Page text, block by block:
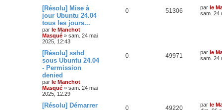
[Résolu] Mise à
jour Ubuntu 24.04
tous les jours...
par le Manchot
Masqué » sam. 24 mai
2025, 12:43
0 51306 par le
sam. 24
[Résolu] sshd
sous Ubuntu 24.04
- Permission
denied
par le Manchot
Masqué » sam. 24 mai
2025, 12:29
0 49971 par le
sam. 24
[Résolu] Démarrer
0 49220 par le